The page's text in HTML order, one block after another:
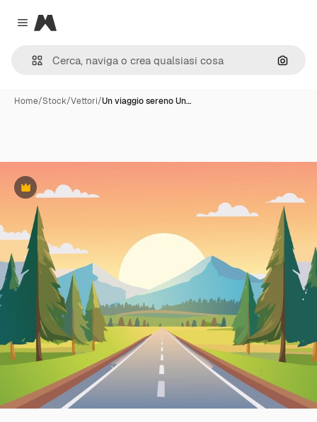
Close menu
Magnific
Cerca
Home/Stock/Vettori/Un viaggio sereno Un…
Premium